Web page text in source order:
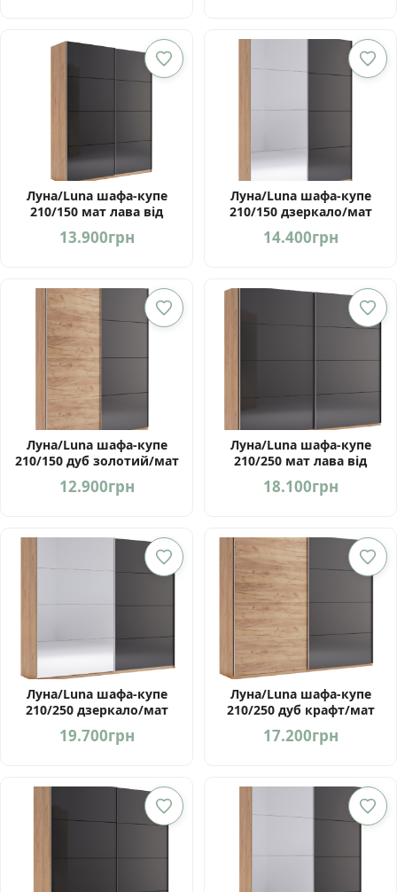
Луна/Luna шафа-купе
210/150 мат лава від
13.900грн
Луна/Luna шафа-купе
210/150 дзеркало/мат
МироМарк
14.400грн
Луна/Luna шафа-купе
210/150 дуб золотий/мат
МироМарк
12.900грн
Луна/Luna шафа-купе
210/250 мат лава від
18.100грн
Луна/Luna шафа-купе
210/250 дзеркало/мат
МироМарк
19.700грн
Луна/Luna шафа-купе
210/250 дуб крафт/мат
МироМарк
17.200грн